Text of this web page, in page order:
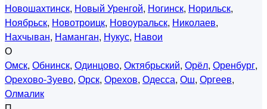
Новошахтинск, Новый Уренгой, Ногинск, Норильск,
Ноябрьск, Новотроицк, Новоуральск, Николаев,
Нахчыван, Наманган, Нукус, Навои
О
Омск, Обнинск, Одинцово, Октябрьский, Орёл, Оренбург,
Орехово-Зуево, Орск, Орехов, Одесса, Ош, Оргеев,
Олмалик